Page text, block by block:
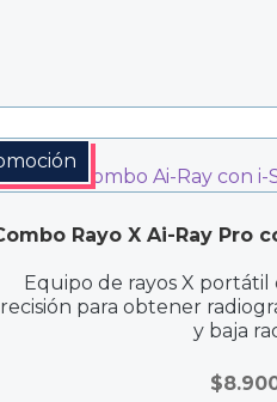
Rayo X Ai-Ray Pro
Equipo de rayos X
para obtener
y baja
$